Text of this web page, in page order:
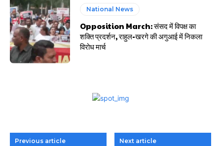
National News
Opposition March: संसद में विपक्ष का
शक्ति प्रदर्शन, राहुल-खरगे की अगुआई में निकला
विरोध मार्च
Previous article Next article